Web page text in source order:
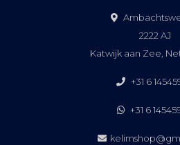
2222 AJ
Katwijk aan Zee,
+31 6
+31 6